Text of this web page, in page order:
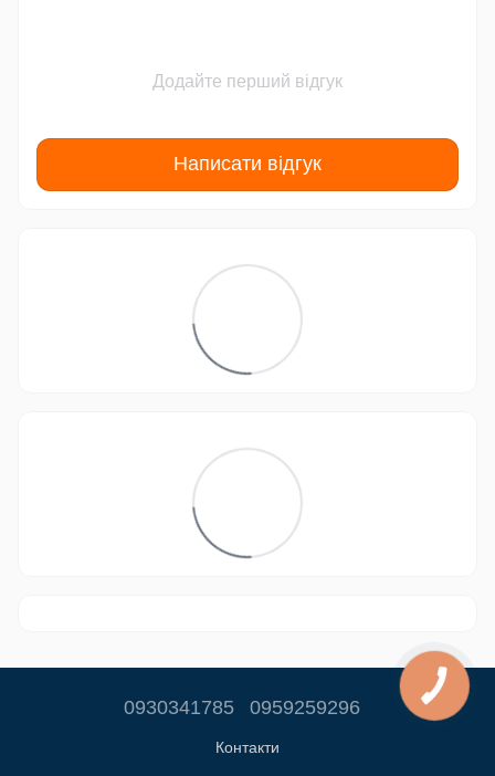
Додайте перший відгук
Написати відгук
0930341785 0959259296
Контакти